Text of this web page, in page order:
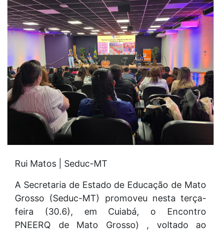
Rui Matos | Seduc-MT
A Secretaria de Estado de Educação de Mato
Grosso (Seduc-MT) promoveu nesta terça-
feira (30.6), em Cuiabá, o Encontro
PNEERQ de Mato Grosso) , voltado ao